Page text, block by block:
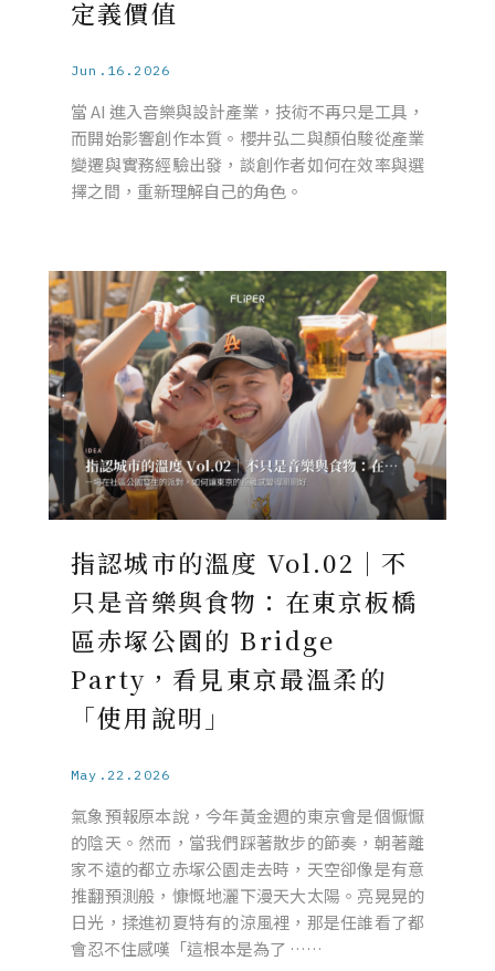
定義價值
Jun.16.2026
當 AI 進入音樂與設計產業，技術不再只是工具，
而開始影響創作本質。櫻井弘二與顏伯駿從產業
變遷與實務經驗出發，談創作者如何在效率與選
擇之間，重新理解自己的角色。
指認城市的溫度 Vol.02｜不
只是音樂與食物：在東京板橋
區赤塚公園的 Bridge
Party，看見東京最溫柔的
「使用說明」
May.22.2026
氣象預報原本說，今年黃金週的東京會是個懨懨
的陰天。然而，當我們踩著散步的節奏，朝著離
家不遠的都立赤塚公園走去時，天空卻像是有意
推翻預測般，慷慨地灑下漫天大太陽。亮晃晃的
日光，揉進初夏特有的涼風裡，那是任誰看了都
會忍不住感嘆「這根本是為了 ……